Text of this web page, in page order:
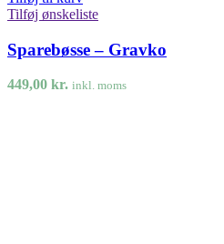
Tilføj ønskeliste
Sparebøsse – Gravko
449,00 kr. inkl. moms